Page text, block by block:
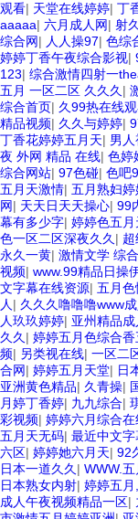
观看| 天堂在线婷婷| 丁
aaaaa| 六月成人网| 射
综合网| 人人操97| 色综
婷婷丁香午夜综合影视|
123| 综合激情四射一
五月 一区二区 久久久 |
综合首页| 久99热在线
精品视频| 久久与婷婷|
丁香花婷婷五月天| 男
夜 外网 精品 在线| 色婷
综合网站| 97色碰| 色吧
五月天激情| 五月熟妇婷
网| 天天日天天操心| 99
幕有多少字| 婷婷色五
色一区二区深夜久久 |
永久一黄| 激情文学 综
视频| www.99精品日操
文字幕在线资源| 五月色
人 | 久久久噜噜噜www成
人玖玖婷婷| 亚州精品
久久 | 婷婷五月色综合香
频| 另类视在线| 一区二
合网| 婷婷五月天堂| 日
亚洲黄色精品| 久青操|
月婷丁香婷| 九九综合|
彩视频| 婷婷六月综合在
五月天无码| 最近中文
六区| 婷婷她六月天| 92
日本一道久久 | WWW.
日本熟女内射| 婷婷五
成人午夜视频精品一区|